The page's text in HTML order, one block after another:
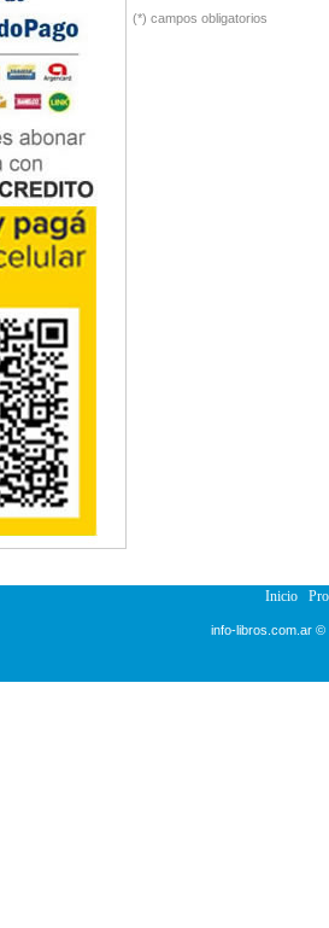
(*) campos obligatorios
Inicio
info-libros.com.ar